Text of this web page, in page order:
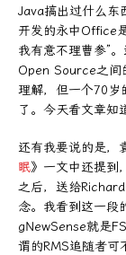
Java搞出过什么东
开发的永中Office
我有意不理曹参”
Open Source之间
理解，但一个70岁
了。今天看文章知
还有我要说的是，
眠》一文中还提到
之后，送给
念。我看到这一段
gNewSense就是
谓的RMS追随者可